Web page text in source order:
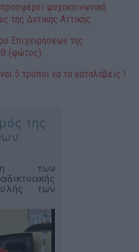
ψυχοκοινωνική
της Δυτικής Αττικής
Επιχειρήσεων της
(φώτος)
5 τρόποι να το καταλάβεις !